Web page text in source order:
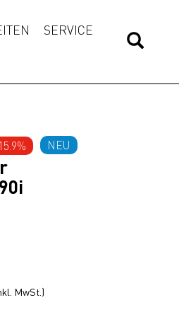
SERVICE
NEU
MwSt.)